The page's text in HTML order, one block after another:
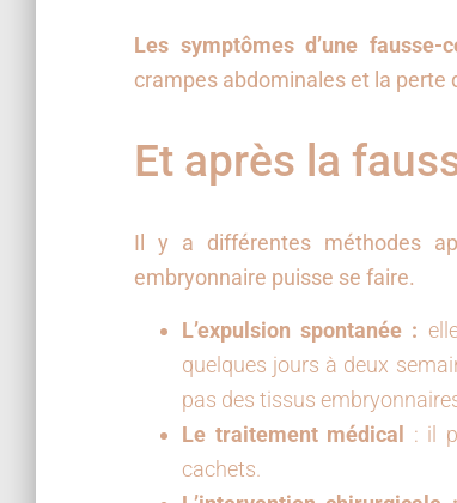
Les symptômes d’une fausse-
crampes abdominales et la perte
Et après la
Il y a différentes méthodes
embryonnaire puisse se faire.
L’expulsion spontanée :
quelques jours à deux
pas des tissus
Le traitement médical : il
cachets.